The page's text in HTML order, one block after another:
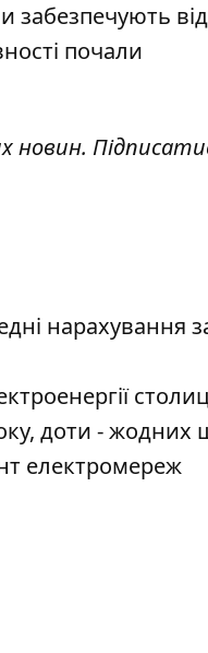
почали
нарахування
доти - жодних
електромереж